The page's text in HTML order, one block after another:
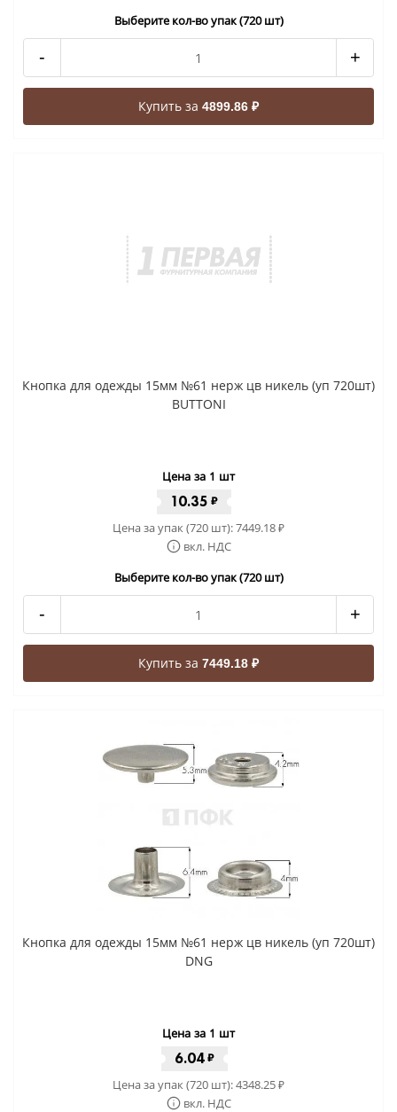
Выберите кол-во упак (720 шт)
- +
Купить за 4899.86 ₽
Кнопка для одежды 15мм №61 нерж цв никель (уп 720шт)
BUTTONI
Цена за 1 шт
10.35 ₽
Цена за упак (720 шт):7449.18₽
вкл. НДС
Выберите кол-во упак (720 шт)
- +
Купить за 7449.18 ₽
Кнопка для одежды 15мм №61 нерж цв никель (уп 720шт)
DNG
Цена за 1 шт
6.04 ₽
Цена за упак (720 шт):4348.25₽
вкл. НДС